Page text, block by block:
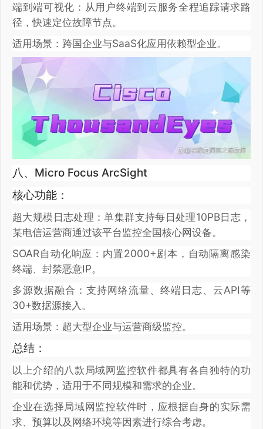
端到端可视化：从用户终端到云服务全程追踪请求路
径，快速定位故障节点。
适用场景：跨国企业与SaaS化应用依赖型企业。
八、Micro Focus ArcSight
核心功能：
超大规模日志处理：单集群支持每日处理10PB日志，
某电信运营商通过该平台监控全国核心网设备。
SOAR自动化响应：内置2000+剧本，自动隔离感染
终端、封禁恶意IP。
多源数据融合：支持网络流量、终端日志、云API等
30+数据源接入。
适用场景：超大型企业与运营商级监控。
总结：
以上介绍的八款局域网监控软件都具有各自独特的功
能和优势，适用于不同规模和需求的企业。
企业在选择局域网监控软件时，应根据自身的实际需
求、预算以及网络环境等因素进行综合考虑。